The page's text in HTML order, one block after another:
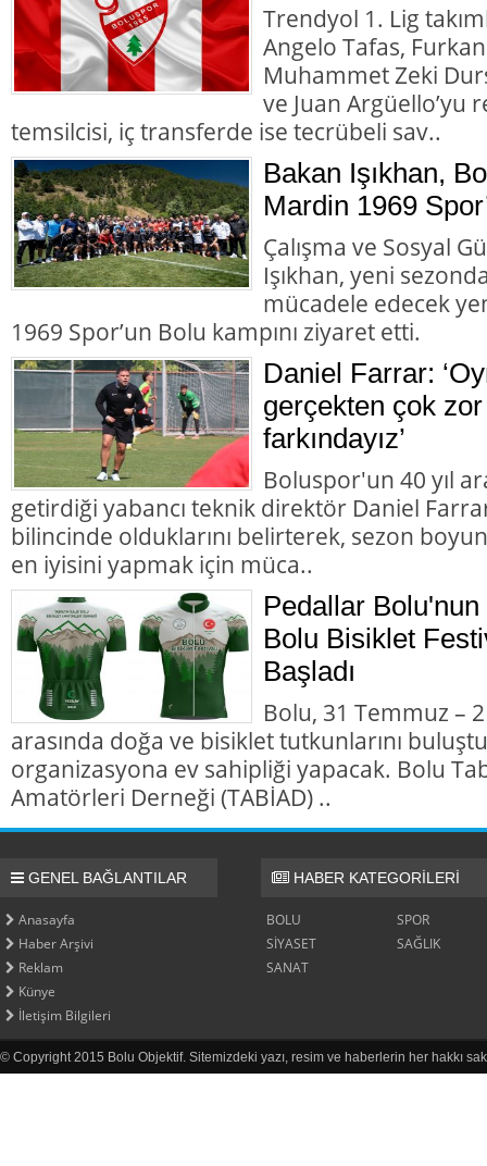
Trendyol 1. Lig
Angelo Tafas,
Muhammet Zeki
ve Juan Argüello’yu
temsilcisi, iç transferde ise tecrübeli sav..
Bakan Işıkhan,
Mardin 1969
Çalışma ve Sosyal
Işıkhan, yeni
mücadele edecek
1969 Spor’un Bolu kampını ziyaret etti.
Daniel Farrar:
gerçekten çok
farkındayız’
Boluspor'un 40 yıl
getirdiği yabancı teknik direktör Daniel
bilincinde olduklarını belirterek, sezon
en iyisini yapmak için müca..
Pedallar
Bolu Bisiklet
Başladı
Bolu, 31 Temmuz –
arasında doğa ve bisiklet tutkunlarını
organizasyona ev sahipliği yapacak. Bolu
Amatörleri Derneği (TABİAD) ..
GENEL BAĞLANTILAR
Anasayfa
Haber Arşivi
Reklam
Künye
İletişim Bilgileri
HABER KATEGORİLERİ
BOLU
SPOR
SİYASET
SAĞLIK
SANAT
© Copyright 2015 Bolu Objektif. Sitemizdeki yazı, resim ve haberlerin her hakkı